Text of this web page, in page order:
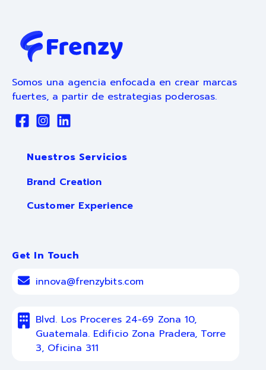
Somos una agencia enfocada en crear marcas
fuertes, a partir de estrategias poderosas.
Nuestros Servicios
Brand Creation
Customer Experience
Get In Touch
innova@frenzybits.com
Blvd. Los Proceres 24-69 Zona 10,
Guatemala. Edificio Zona Pradera, Torre
3, Oficina 311